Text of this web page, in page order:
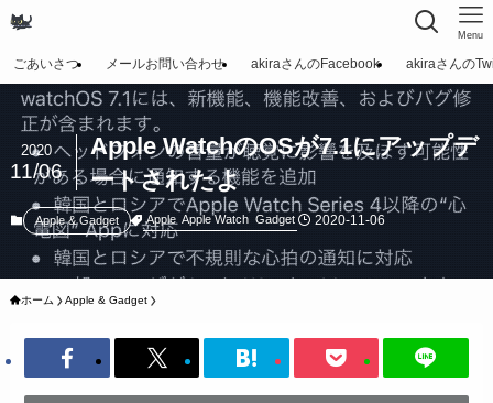
Menu
ごあいさつ メールお問い合わせ akiraさんのFacebook akiraさんの
Apple WatchのOSが7.1にアップデ
ートされたよ
2020
11/06
Apple & Gadget Apple Apple Watch Gadget 2020-11-06
ホーム Apple & Gadget